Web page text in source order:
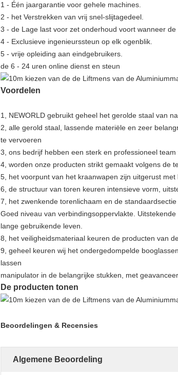
1 - Één jaargarantie voor gehele machines.
2 - het Verstrekken van vrij snel-slijtagedeel.
3 - de Lage last voor zet onderhoud voort wanneer de
4 - Exclusieve ingenieurssteun op elk ogenblik.
5 - vrije opleiding aan eindgebruikers.
de 6 - 24 uren online dienst en steun
Voordelen
1, NEWORLD gebruikt geheel het gerolde staal van
2, alle gerold staal, lassende materiële en zeer
te vervoeren
3, ons bedrijf hebben een sterk en professioneel
4, worden onze producten strikt gemaakt volgens de
5, het voorpunt van het kraanwapen zijn uitgerust
6, de structuur van toren keuren intensieve vorm,
7, het zwenkende torenlichaam en de
Goed niveau van verbindingsoppervlakte.
lange gebruikende leven.
8, het veiligheidsmateriaal keuren de producten van
9, geheel keuren wij het ondergedompelde
lassen
manipulator in de belangrijke stukken, met
De producten tonen
Beoordelingen & Recensies
Algemene Beoordeling